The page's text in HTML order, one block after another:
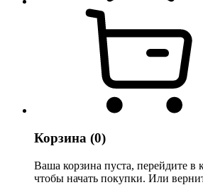
Корзина (0)
Ваша корзина пуста, перейдите в
чтобы начать покупки. Или